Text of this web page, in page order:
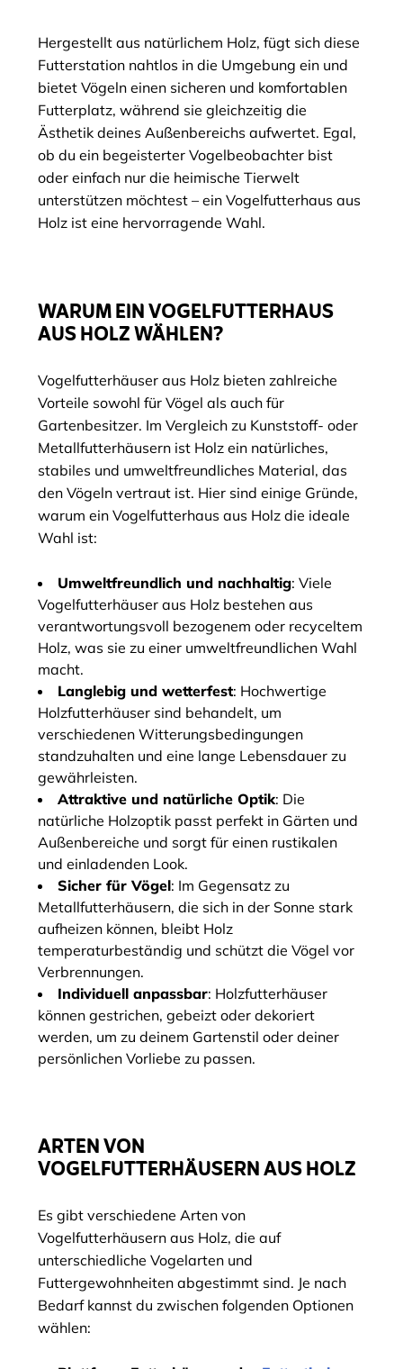
Hergestellt aus natürlichem Holz, fügt sich diese
Futterstation nahtlos in die Umgebung ein und
bietet Vögeln einen sicheren und komfortablen
Futterplatz, während sie gleichzeitig die
Ästhetik deines Außenbereichs aufwertet. Egal,
ob du ein begeisterter Vogelbeobachter bist
oder einfach nur die heimische Tierwelt
unterstützen möchtest – ein Vogelfutterhaus aus
Holz ist eine hervorragende Wahl.
WARUM EIN VOGELFUTTERHAUS
AUS HOLZ WÄHLEN?
Vogelfutterhäuser aus Holz bieten zahlreiche
Vorteile sowohl für Vögel als auch für
Gartenbesitzer. Im Vergleich zu Kunststoff- oder
Metallfutterhäusern ist Holz ein natürliches,
stabiles und umweltfreundliches Material, das
den Vögeln vertraut ist. Hier sind einige Gründe,
warum ein Vogelfutterhaus aus Holz die ideale
Wahl ist:
Umweltfreundlich und nachhaltig: Viele
Vogelfutterhäuser aus Holz bestehen aus
verantwortungsvoll bezogenem oder recyceltem
Holz, was sie zu einer umweltfreundlichen Wahl
macht.
Langlebig und wetterfest: Hochwertige
Holzfutterhäuser sind behandelt, um
verschiedenen Witterungsbedingungen
standzuhalten und eine lange Lebensdauer zu
gewährleisten.
Attraktive und natürliche Optik: Die
natürliche Holzoptik passt perfekt in Gärten und
Außenbereiche und sorgt für einen rustikalen
und einladenden Look.
Sicher für Vögel: Im Gegensatz zu
Metallfutterhäusern, die sich in der Sonne stark
aufheizen können, bleibt Holz
temperaturbeständig und schützt die Vögel vor
Verbrennungen.
Individuell anpassbar: Holzfutterhäuser
können gestrichen, gebeizt oder dekoriert
werden, um zu deinem Gartenstil oder deiner
persönlichen Vorliebe zu passen.
ARTEN VON
VOGELFUTTERHÄUSERN AUS HOLZ
Es gibt verschiedene Arten von
Vogelfutterhäusern aus Holz, die auf
unterschiedliche Vogelarten und
Futtergewohnheiten abgestimmt sind. Je nach
Bedarf kannst du zwischen folgenden Optionen
wählen: